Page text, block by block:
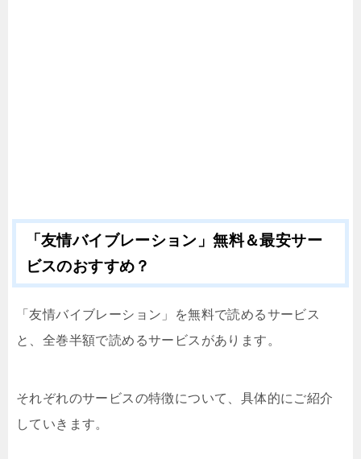
「友情バイブレーション」無料＆最安サー
ビスのおすすめ？
「友情バイブレーション」を無料で読めるサービス
と、全巻半額で読めるサービスがあります。
それぞれのサービスの特徴について、具体的にご紹介
していきます。